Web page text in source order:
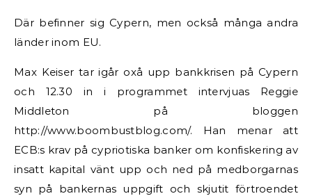
Där befinner sig Cypern, men också många andra
länder inom EU.
Max Keiser tar igår oxå upp bankkrisen på Cypern
och 12.30 in i programmet intervjuas Reggie
Middleton på bloggen
http://www.boombustblog.com/. Han menar att
ECB:s krav på cypriotiska banker om konfiskering av
insatt kapital vänt upp och ned på medborgarnas
syn på bankernas uppgift och skjutit förtroendet